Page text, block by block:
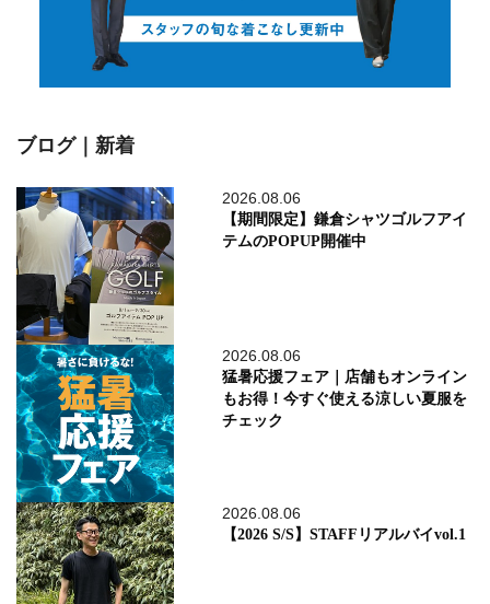
ブログ｜新着
2026.08.06
【期間限定】鎌倉シャツゴルフアイ
テムのPOPUP開催中
2026.08.06
猛暑応援フェア｜店舗もオンライン
もお得！今すぐ使える涼しい夏服を
チェック
2026.08.06
【2026 S/S】STAFFリアルバイvol.1